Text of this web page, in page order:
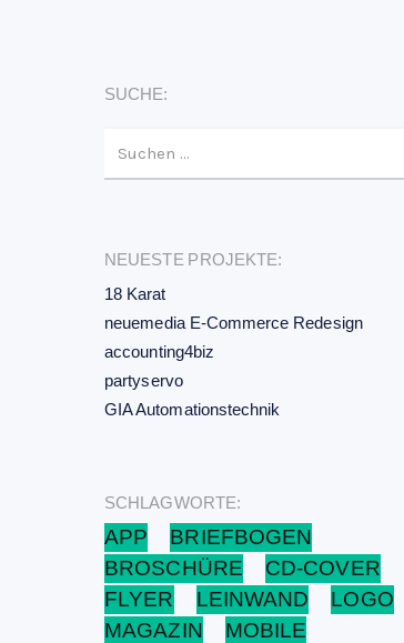
SUCHE:
NEUESTE PROJEKTE:
18 Karat
neuemedia E-Commerce Redesign
accounting4biz
partyservo
GIA Automationstechnik
SCHLAGWORTE:
APP
BRIEFBOGEN
BROSCHÜRE
CD-COVER
FLYER
LEINWAND
LOGO
MAGAZIN
MOBILE